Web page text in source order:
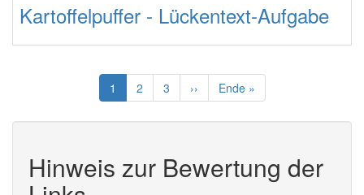
Kartoffelpuffer - Lückentext-Aufgabe
Seitennummerierung
Aktuelle
Seite
1 Seite
2 Seite
3
Nächste
Seite
››
Letzte
Seite
Ende »
Hinweis zur Bewertung der